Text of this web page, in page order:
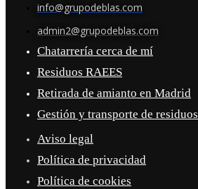
info@grupodeblas.com
admin2@grupodeblas.com
Chatarrería cerca de mí
Residuos RAEES
Retirada de amianto en Madrid
Gestión y transporte de residuos
Aviso legal
Política de privacidad
Política de cookies